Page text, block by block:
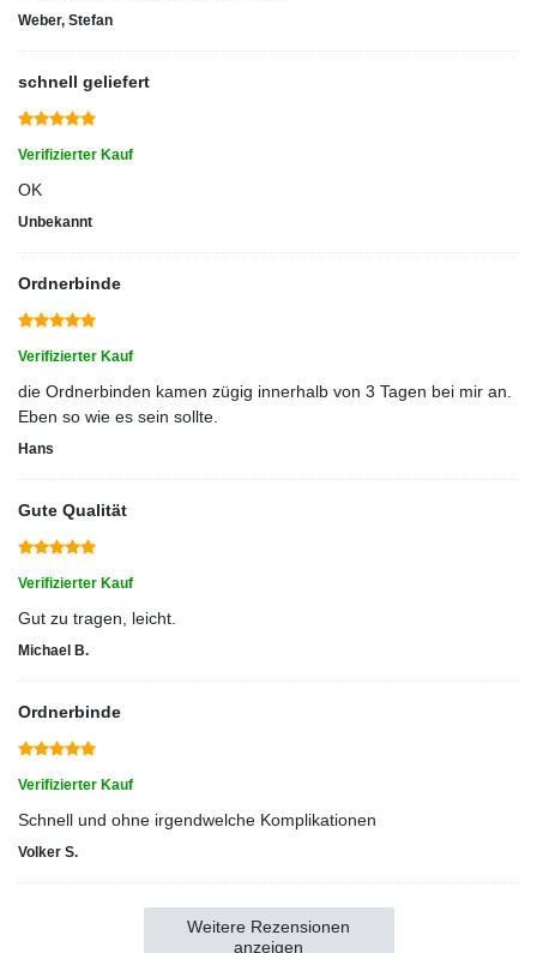
Weber, Stefan
schnell geliefert
Verifizierter Kauf
OK
Unbekannt
Ordnerbinde
Verifizierter Kauf
die Ordnerbinden kamen zügig innerhalb von 3 Tagen bei mir an.
Eben so wie es sein sollte.
Hans
Gute Qualität
Verifizierter Kauf
Gut zu tragen, leicht.
Michael B.
Ordnerbinde
Verifizierter Kauf
Schnell und ohne irgendwelche Komplikationen
Volker S.
Weitere Rezensionen
anzeigen